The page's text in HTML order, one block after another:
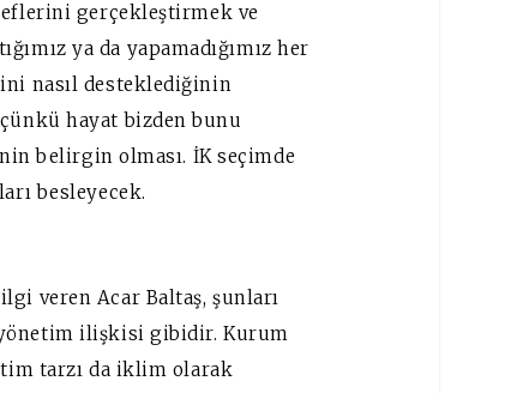
gerçekleştirmek ve
ya da yapamadığımız her
nasıl desteklediğinin
hayat bizden bunu
belirgin olması. İK seçimde
besleyecek.
veren Acar Baltaş, şunları
ilişkisi gibidir. Kurum
tarzı da iklim olarak